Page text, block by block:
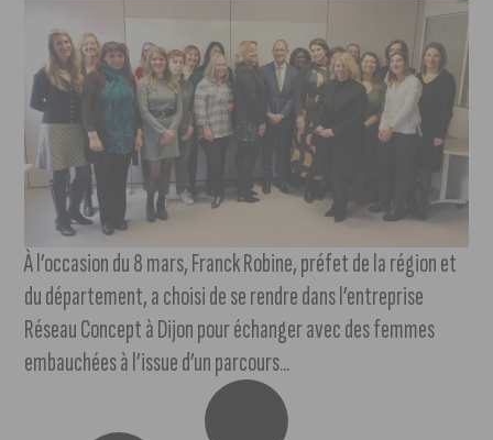
À l’occasion du 8 mars, Franck Robine, préfet de la région et
du département, a choisi de se rendre dans l’entreprise
Réseau Concept à Dijon pour échanger avec des femmes
embauchées à l’issue d’un parcours...